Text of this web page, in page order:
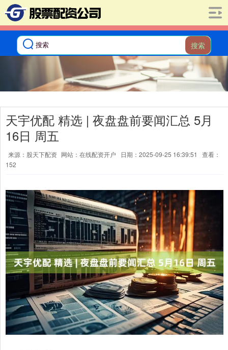
搜索
天宇优配 精选 | 夜盘盘前要闻汇总 5月
16日 周五
来源：股天下配资 网站：在线配资开户 日期：2025-09-25 16:39:51
查看：
152